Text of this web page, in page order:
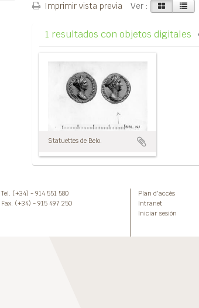
Imprimir vista previa Ver :
1 resultados con objetos digitales
Statuettes de Belo.
Tel. (+34) - 914 551 580
Fax. (+34) - 915 497 250
Plan d’accès
Intranet
Iniciar sesión